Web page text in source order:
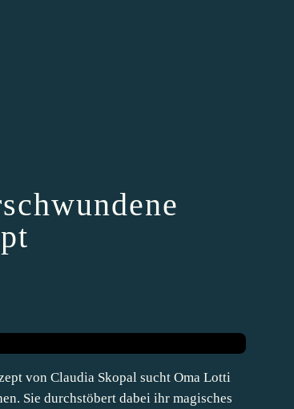
von Claudia Skopal sucht Oma Lotti
Sie durchstöbert dabei ihr magisches